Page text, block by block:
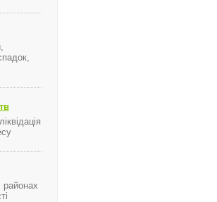
районах